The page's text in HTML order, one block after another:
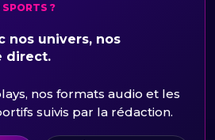
SPORTS ?
nos univers, nos
direct.
nos formats audio et les
suivis par la rédaction.